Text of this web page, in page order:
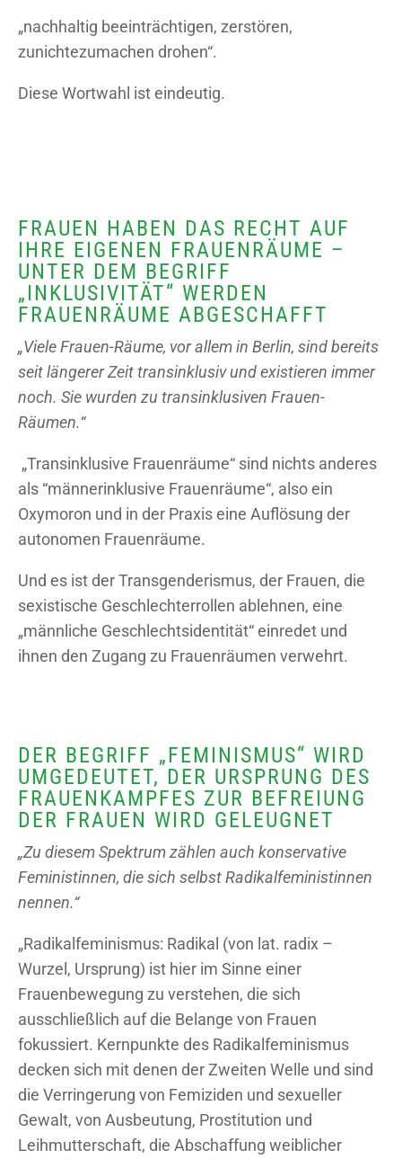
„nachhaltig beeinträchtigen, zerstören,
zunichtezumachen drohen“.
Diese Wortwahl ist eindeutig.
FRAUEN HABEN DAS RECHT AUF
IHRE EIGENEN FRAUENRÄUME –
UNTER DEM BEGRIFF
„INKLUSIVITÄT“ WERDEN
FRAUENRÄUME ABGESCHAFFT
„Viele Frauen-Räume, vor allem in Berlin, sind bereits
seit längerer Zeit transinklusiv und existieren immer
noch. Sie wurden zu transinklusiven Frauen-
Räumen.“
„Transinklusive Frauenräume“ sind nichts anderes
als “männerinklusive Frauenräume“, also ein
Oxymoron und in der Praxis eine Auflösung der
autonomen Frauenräume.
Und es ist der Transgenderismus, der Frauen, die
sexistische Geschlechterrollen ablehnen, eine
„männliche Geschlechtsidentität“ einredet und
ihnen den Zugang zu Frauenräumen verwehrt.
DER BEGRIFF „FEMINISMUS“ WIRD
UMGEDEUTET, DER URSPRUNG DES
FRAUENKAMPFES ZUR BEFREIUNG
DER FRAUEN WIRD GELEUGNET
„Zu diesem Spektrum zählen auch konservative
Feministinnen, die sich selbst Radikalfeministinnen
nennen.“
„Radikalfeminismus: Radikal (von lat. radix –
Wurzel, Ursprung) ist hier im Sinne einer
Frauenbewegung zu verstehen, die sich
ausschließlich auf die Belange von Frauen
fokussiert. Kernpunkte des Radikalfeminismus
decken sich mit denen der Zweiten Welle und sind
die Verringerung von Femiziden und sexueller
Gewalt, von Ausbeutung, Prostitution und
Leihmutterschaft, die Abschaffung weiblicher